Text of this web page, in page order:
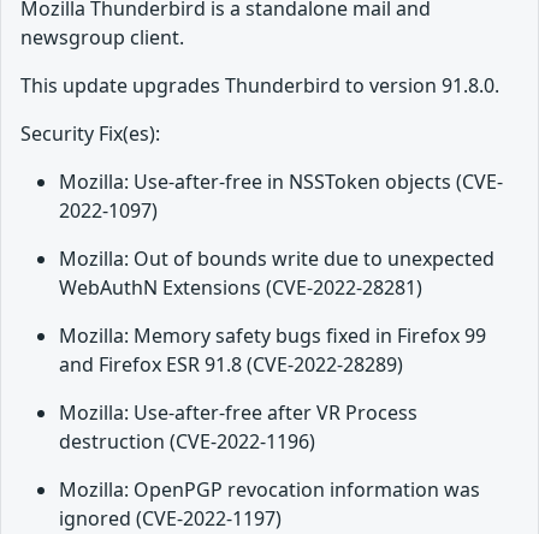
Mozilla Thunderbird is a standalone mail and
newsgroup client.
This update upgrades Thunderbird to version 91.8.0.
Security Fix(es):
Mozilla: Use-after-free in NSSToken objects (CVE-
2022-1097)
Mozilla: Out of bounds write due to unexpected
WebAuthN Extensions (CVE-2022-28281)
Mozilla: Memory safety bugs fixed in Firefox 99
and Firefox ESR 91.8 (CVE-2022-28289)
Mozilla: Use-after-free after VR Process
destruction (CVE-2022-1196)
Mozilla: OpenPGP revocation information was
ignored (CVE-2022-1197)